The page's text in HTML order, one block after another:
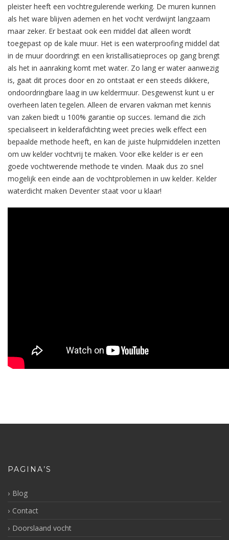
pleister heeft een vochtregulerende werking. De muren kunnen
als het ware blijven ademen en het vocht verdwijnt langzaam
maar zeker. Er bestaat ook een middel dat alleen wordt
toegepast op de kale muur. Het is een waterproofing middel dat
in de muur doordringt en een kristallisatieproces op gang brengt
als het in aanraking komt met water. Zo lang er water aanwezig
is, gaat dit proces door en zo ontstaat er een steeds dikkere,
ondoordringbare laag in uw keldermuur. Desgewenst kunt u er
overheen laten tegelen. Alleen de ervaren vakman met kennis
van zaken biedt u 100% garantie op succes. Iemand die zich
specialiseert in kelderafdichting weet precies welk effect een
bepaalde methode heeft, en kan de juiste hulpmiddelen inzetten
om uw kelder vochtvrij te maken. Voor elke kelder is er een
goede vochtwerende methode te vinden. Maak dus zo snel
mogelijk een einde aan de vochtproblemen in uw kelder. Kelder
waterdicht maken Deventer staat voor u klaar!
PAGINA’S
Blog
Contact
Doorslaand vocht